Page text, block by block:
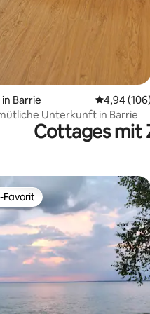
Barrie
4,94
Unterkunft in Barrie
Cottages mit
Gäste-Favorit.
Favorit